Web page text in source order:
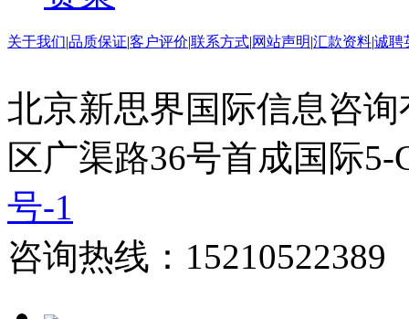
关于我们|品质保证|客户评价|联系方式|网站声明|汇款资料|诚聘
北京新思界国际信息咨
区广渠路36号首成国际
号-1
咨询热线：